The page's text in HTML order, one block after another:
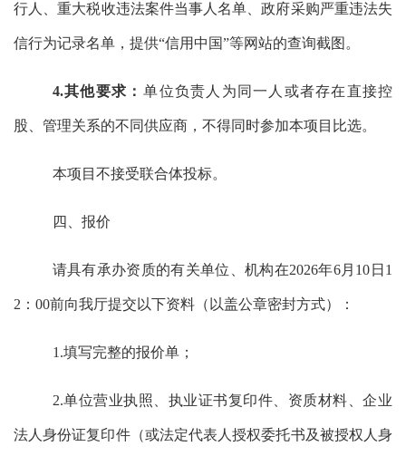
行人、‌重大税收违法案件当事人名单、‌政府采购严重违法失
信行为记录名单，‌提供“信用中国”等网站的查询截图。‌
4.其他要求： ‌单位负责人为同一人或者存在直接控
股、‌管理关系的不同供应商，‌不得同时参加本项目比选。‌
本项目不接受联合体投标。
四、报价
请具有承办资质的有关单位、机构在2026年6月 10 日 1
2 ： 00前向我厅提交以下资料（以盖公章密封方式）：
1.填写完整的报价单；
2.单位营业执照、执业证书复印件、资质材料、企业
法人身份证复印件（‌或法定代表人授权委托书及被授权人身